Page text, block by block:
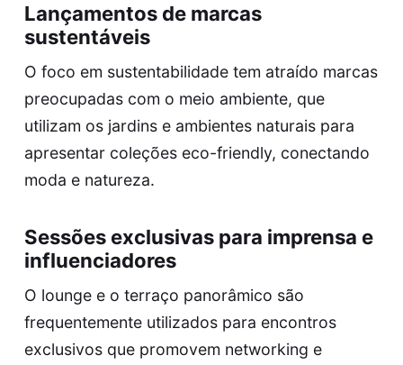
Lançamentos de marcas
sustentáveis
O foco em sustentabilidade tem atraído marcas
preocupadas com o meio ambiente, que
utilizam os jardins e ambientes naturais para
apresentar coleções eco-friendly, conectando
moda e natureza.
Sessões exclusivas para imprensa e
influenciadores
O lounge e o terraço panorâmico são
frequentemente utilizados para encontros
exclusivos que promovem networking e